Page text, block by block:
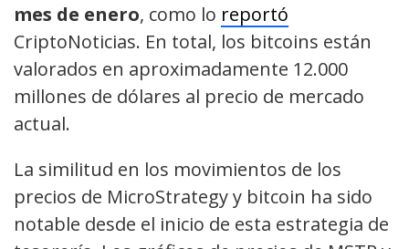
mes de enero, como lo reportó
CriptoNoticias. En total, los bitcoins están
valorados en aproximadamente 12.000
millones de dólares al precio de mercado
actual.
La similitud en los movimientos de los
precios de MicroStrategy y bitcoin ha sido
notable desde el inicio de esta estrategia de